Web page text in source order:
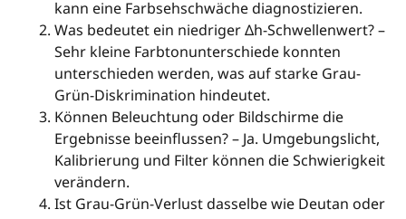
kann eine Farbsehschwäche diagnostizieren.
Was bedeutet ein niedriger Δh-Schwellenwert? –
Sehr kleine Farbtonunterschiede konnten
unterschieden werden, was auf starke Grau-
Grün-Diskrimination hindeutet.
Können Beleuchtung oder Bildschirme die
Ergebnisse beeinflussen? – Ja. Umgebungslicht,
Kalibrierung und Filter können die Schwierigkeit
verändern.
Ist Grau-Grün-Verlust dasselbe wie Deutan oder